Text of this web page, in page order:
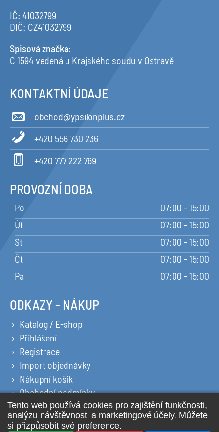
IČ: 41032799
DIČ: CZ41032799
Spisová značka:
C 1594 vedená u Krajského soudu v Ostravě
KONTAKTNÍ ÚDAJE
obchod@ypsilonplus.cz
+420 556 730 236
+420 777 222 769
PROVOZNÍ DOBA
Po
07:00 - 15:00
Út
07:00 - 15:00
St
07:00 - 15:00
Čt
07:00 - 15:00
Pá
07:00 - 15:00
ODKAZY - NÁKUP
Katalog / E-shop
Přihlášení
Registrace
Import objednávky
Nákupní košík
Obchodní podmínky
Ochrana osobních údajů
Prohlášení o cookies